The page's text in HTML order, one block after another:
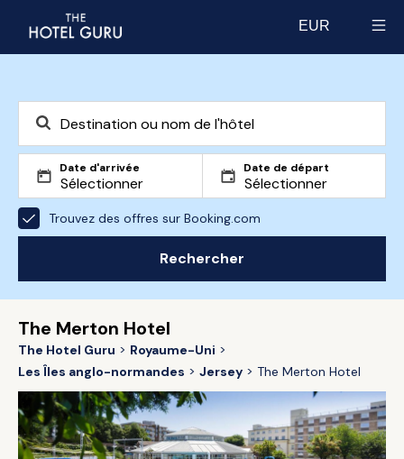
EUR
Date d'arrivée Date de départ
Trouvez des offres sur Booking.com
Rechercher
The Merton Hotel
The Hotel Guru
Royaume-Uni
Les Îles anglo-normandes
Jersey The Merton Hotel